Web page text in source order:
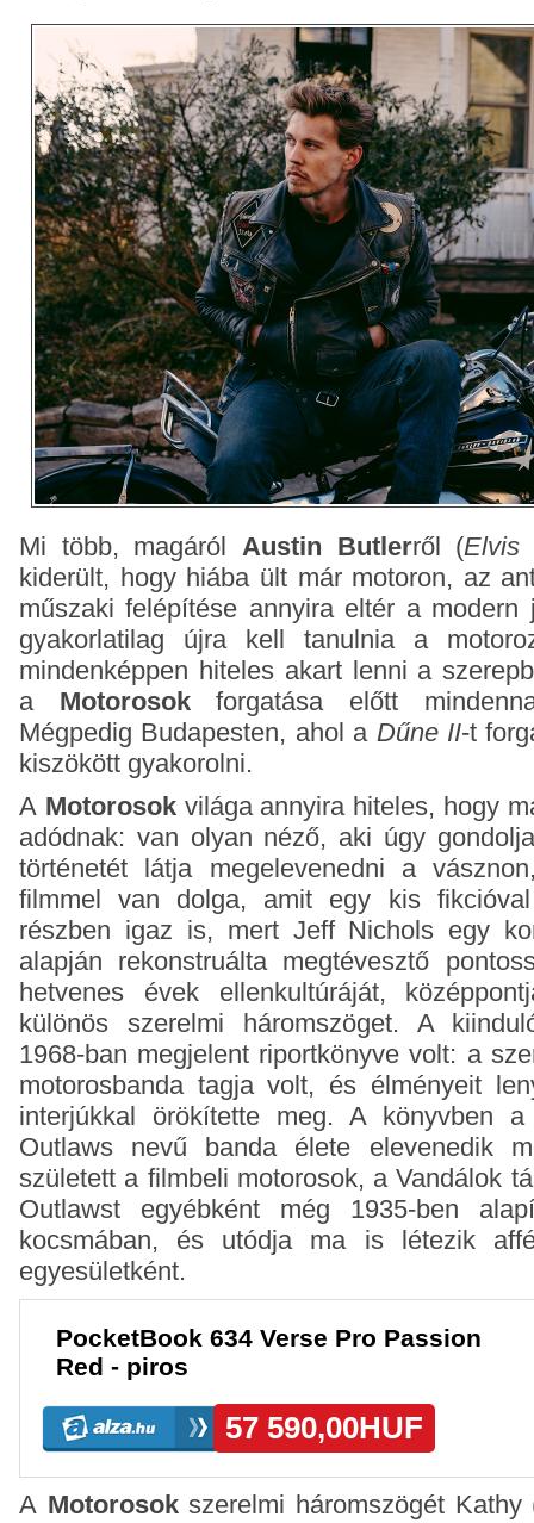
Mi több, magáról Austin Butlerről (Elvis
kiderült, hogy hiába ült már motoron, az
műszaki felépítése annyira eltér a modern
gyakorlatilag újra kell tanulnia a
mindenképpen hiteles akart lenni a
a Motorosokforgatása előtt
Mégpedig Budapesten, ahol a Dűne II-t
kiszökött gyakorolni.
A Motorosokvilága annyira hiteles, hogy
adódnak: van olyan néző, aki úgy
történetét látja megelevenedni a
filmmel van dolga, amit egy kis
részben igaz is, mert Jeff Nichols egy
alapján rekonstruálta megtévesztő
hetvenes évek ellenkultúráját,
különös szerelmi háromszöget. A
1968-ban megjelent riportkönyve volt: a
motorosbanda tagja volt, és élményeit
interjúkkal örökítette meg. A könyvben a
Outlaws nevű banda élete elevenedik
született a filmbeli motorosok, a Vandálok
Outlawst egyébként még 1935-ben
kocsmában, és utódja ma is létezik
egyesületként.
A Motorosokszerelmi háromszögét Kathy